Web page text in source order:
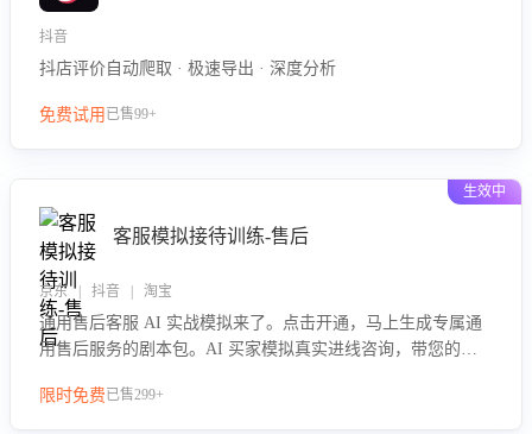
抖音
抖店评价自动爬取 · 极速导出 · 深度分析
免费试用 已售99+
生效中
客服模拟接待训练-售后
京东 | 抖音 | 淘宝
通用售后客服 AI 实战模拟来了。点击开通，马上生成专属通
用售后服务的剧本包。AI 买家模拟真实进线咨询，带您的客
要点，轻松提升服务能力。
限时免费已售299+